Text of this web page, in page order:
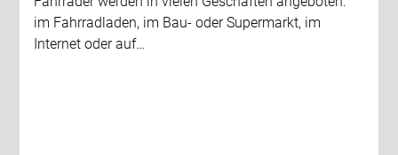
im Fahrradladen, im Bau- oder Supermarkt, im
Internet oder auf…